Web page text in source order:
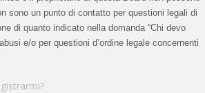
sono un punto di contatto per questioni legali di
di quanto indicato nella domanda “Chi devo
e/o per questioni d’ordine legale concernenti